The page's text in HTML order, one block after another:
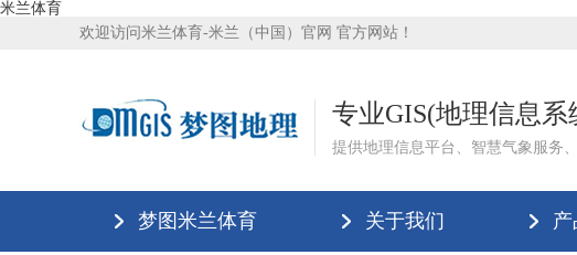
米兰体育
欢迎访问米兰体育-米兰（中国）官网 官方网站！
专业GIS(地理信息
提供地理信息平台、智慧气象服务
梦图米兰体育 关于我们 产